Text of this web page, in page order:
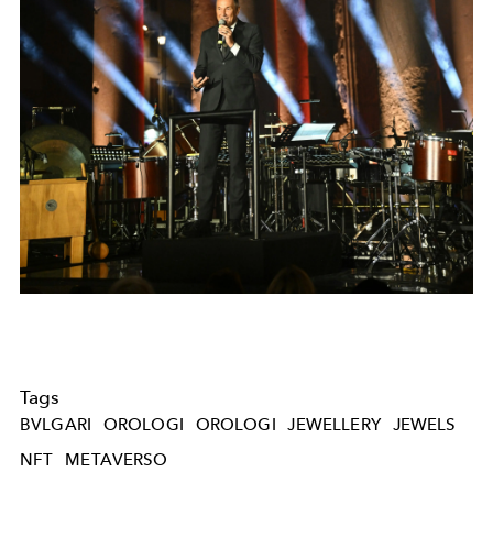
Tags
BVLGARI OROLOGI OROLOGI JEWELLERY
JEWELS
NFT
METAVERSO